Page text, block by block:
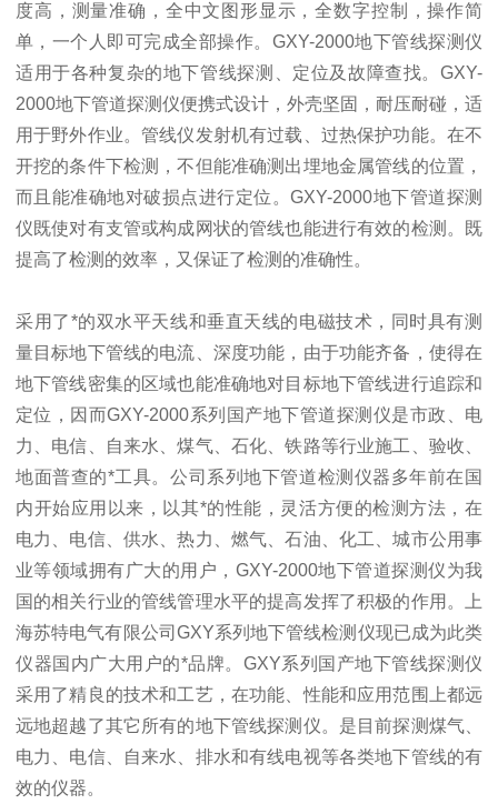
度高，测量准确，全中文图形显示，全数字控制，操作简
单，一个人即可完成全部操作。GXY-2000地下管线探测仪
适用于各种复杂的地下管线探测、定位及故障查找。GXY-
2000地下管道探测仪便携式设计，外壳坚固，耐压耐碰，适
用于野外作业。管线仪发射机有过载、过热保护功能。在不
开挖的条件下检测，不但能准确测出埋地金属管线的位置，
而且能准确地对破损点进行定位。GXY-2000地下管道探测
仪既使对有支管或构成网状的管线也能进行有效的检测。既
提高了检测的效率，又保证了检测的准确性。
采用了*的双水平天线和垂直天线的电磁技术，同时具有测
量目标地下管线的电流、深度功能，由于功能齐备，使得在
地下管线密集的区域也能准确地对目标地下管线进行追踪和
定位，因而GXY-2000系列国产地下管道探测仪是市政、电
力、电信、自来水、煤气、石化、铁路等行业施工、验收、
地面普查的*工具。公司系列地下管道检测仪器多年前在国
内开始应用以来，以其*的性能，灵活方便的检测方法，在
电力、电信、供水、热力、燃气、石油、化工、城市公用事
业等领域拥有广大的用户，GXY-2000地下管道探测仪为我
国的相关行业的管线管理水平的提高发挥了积极的作用。上
海苏特电气有限公司GXY系列地下管线检测仪现已成为此类
仪器国内广大用户的*品牌。GXY系列国产地下管线探测仪
采用了精良的技术和工艺，在功能、性能和应用范围上都远
远地超越了其它所有的地下管线探测仪。是目前探测煤气、
电力、电信、自来水、排水和有线电视等各类地下管线的有
效的仪器。